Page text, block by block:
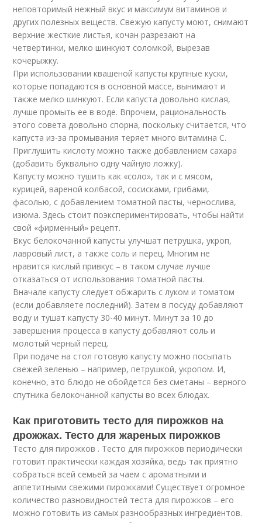
неповторимый нежный вкус и максимум витаминов и
других полезных веществ. Свежую капусту моют, снимают
верхние жесткие листья, кочан разрезают на
четвертинки, мелко шинкуют соломкой, вырезав
кочерыжку.
При использовании квашеной капусты крупные куски,
которые попадаются в основной массе, вынимают и
также мелко шинкуют. Если капуста довольно кислая,
лучше промыть ее в воде. Впрочем, рациональность
этого совета довольно спорна, поскольку считается, что
капуста из-за промывания теряет много витамина С.
Приглушить кислоту можно также добавлением сахара
(добавить буквально одну чайную ложку).
Капусту можно тушить как «соло», так и с мясом,
курицей, вареной колбасой, сосисками, грибами,
фасолью, с добавлением томатной пасты, чернослива,
изюма. Здесь стоит поэкспериментировать, чтобы найти
свой «фирменный» рецепт.
Вкус белокочанной капусты улучшат петрушка, укроп,
лавровый лист, а также соль и перец. Многим не
нравится кислый привкус – в таком случае лучше
отказаться от использования томатной пасты.
Вначале капусту следует обжарить с луком и томатом
(если добавляете последний). Затем в посуду добавляют
воду и тушат капусту 30-40 минут. Минут за 10 до
завершения процесса в капусту добавляют соль и
молотый черный перец.
При подаче на стол готовую капусту можно посыпать
свежей зеленью – например, петрушкой, укропом. И,
конечно, это блюдо не обойдется без сметаны – верного
спутника белокочанной капусты во всех блюдах.
Как приготовить тесто для пирожков на
дрожжах. Тесто для жареных пирожков
Тесто для пирожков . Тесто для пирожков периодически
готовит практически каждая хозяйка, ведь так приятно
собраться всей семьей за чаем с ароматными и
аппетитными свежими пирожками! Существует огромное
количество разновидностей теста для пирожков – его
можно готовить из самых разнообразных ингредиентов.